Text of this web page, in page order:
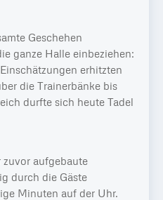
Geschehen
ganze Halle einbeziehen:
erhitzten
die Trainerbänke bis
durfte sich heute Tadel
zuvor aufgebaute
durch die Gäste
Minuten auf der Uhr.